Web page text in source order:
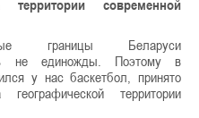
современной
границы Беларуси
не единожды. Поэтому в
у нас баскетбол, принято
территории